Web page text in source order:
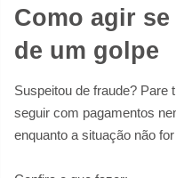
Como agir
de um golpe
Suspeitou de fraude? Pare
seguir com pagamentos
enquanto a situação não